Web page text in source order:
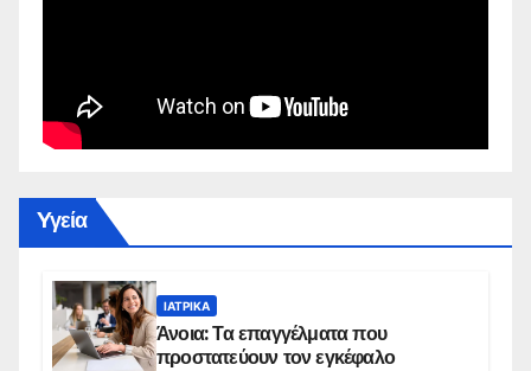
Yγεία
ΙΑΤΡΙΚΆ
Άνοια: Τα επαγγέλματα που
προστατεύουν τον εγκέφαλο